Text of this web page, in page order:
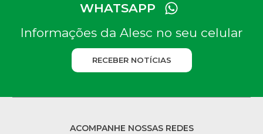
WHATSAPP
Informações da Alesc no seu celular
RECEBER NOTÍCIAS
ACOMPANHE NOSSAS REDES